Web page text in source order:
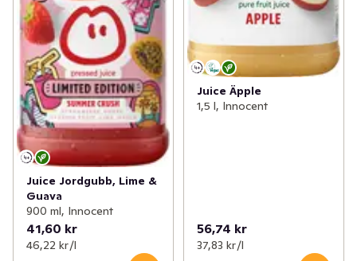
Juice Jordgubb, Lime &
Guava
900 ml, Innocent
41,60 kr
46,22 kr /l
Juice Äpple
1,5 l, Innocent
56,74 kr
37,83 kr /l